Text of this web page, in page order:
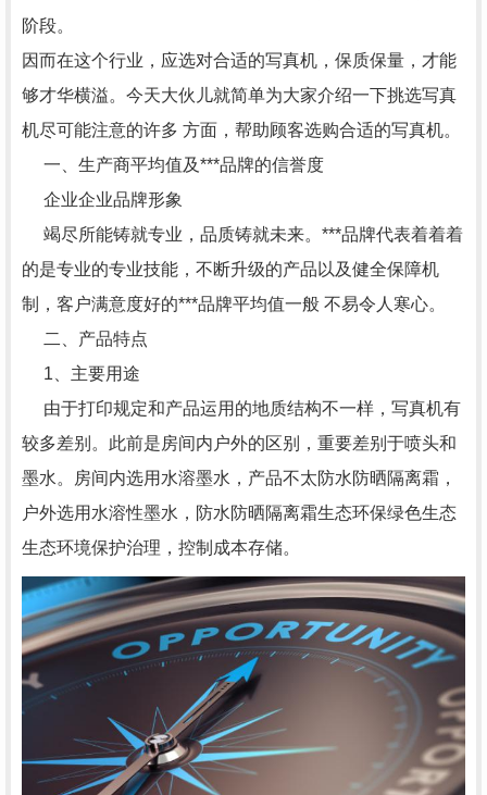
阶段。
因而在这个行业，应选对合适的写真机，保质保量，才能
够才华横溢。今天大伙儿就简单为大家介绍一下挑选写真
机尽可能注意的许多 方面，帮助顾客选购合适的写真机。
一、生产商平均值及***品牌的信誉度
企业企业品牌形象
竭尽所能铸就专业，品质铸就未来。***品牌代表着着着
的是专业的专业技能，不断升级的产品以及健全保障机
制，客户满意度好的***品牌平均值一般 不易令人寒心。
二、产品特点
1、主要用途
由于打印规定和产品运用的地质结构不一样，写真机有
较多差别。此前是房间内户外的区别，重要差别于喷头和
墨水。房间内选用水溶墨水，产品不太防水防晒隔离霜，
户外选用水溶性墨水，防水防晒隔离霜生态环保绿色生态
生态环境保护治理，控制成本存储。